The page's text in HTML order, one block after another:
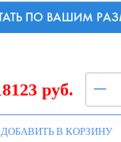
ПО ВАШИМ
руб. –
ДОБАВИТЬ В КОРЗИНУ